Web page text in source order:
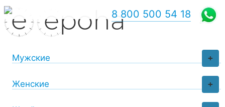
+
Мужские
+
Женские
8 800 500 54 18